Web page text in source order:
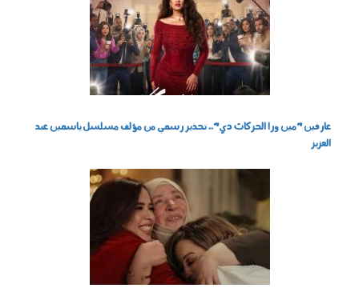
عارفين "مين ورا الحركات دي".. تحذير رسمي من مؤلف مسلسل ياسمين عبد
العزيز